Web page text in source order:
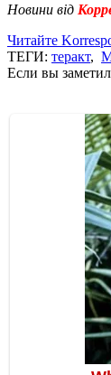
Новини від
Читайте
ТЕГИ: теракт,
Если вы